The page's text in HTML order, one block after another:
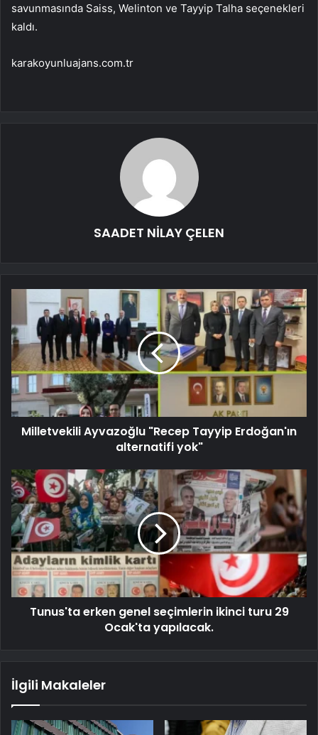
savunmasında Saiss, Welinton ve Tayyip Talha seçenekleri
kaldı.
karakoyunluajans.com.tr
SAADET NİLAY ÇELEN
Milletvekili Ayvazoğlu "Recep Tayyip Erdoğan'ın
alternatifi yok"
Tunus'ta erken genel seçimlerin ikinci turu 29
Ocak'ta yapılacak.
İlgili Makaleler